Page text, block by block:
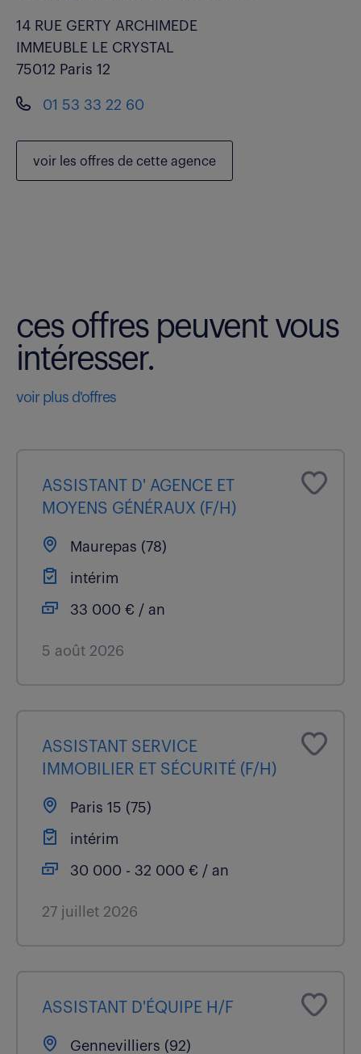
14 RUE GERTY ARCHIMEDE
IMMEUBLE LE CRYSTAL
75012 Paris 12
01 53 33 22 60
voir les offres de cette agence
ces offres peuvent vous
intéresser.
voir plus d'offres
ASSISTANT D' AGENCE ET
MOYENS GÉNÉRAUX (F/H)
Maurepas (78)
intérim
33 000 € / an
5 août 2026
ASSISTANT SERVICE
IMMOBILIER ET SÉCURITÉ (F/H)
Paris 15 (75)
intérim
30 000 - 32 000 € / an
27 juillet 2026
ASSISTANT D'ÉQUIPE H/F
Gennevilliers (92)